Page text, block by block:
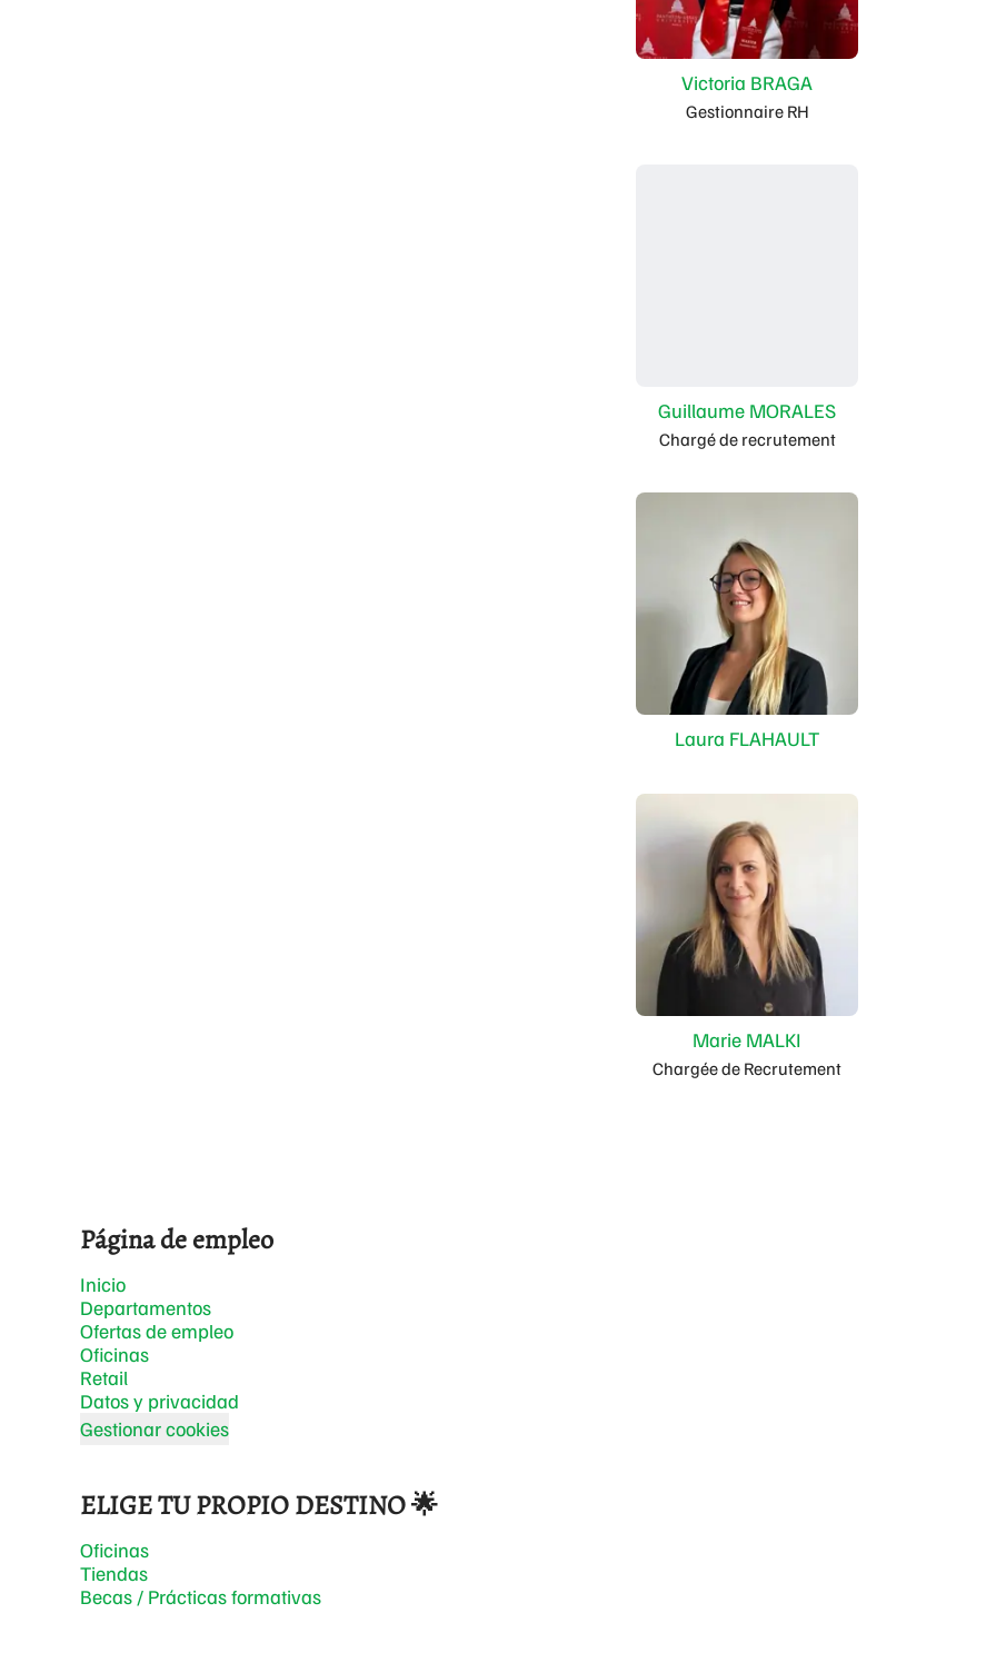
Victoria BRAGA
Gestionnaire RH
Guillaume MORALES
Chargé de recrutement
Laura FLAHAULT
Marie MALKI
Chargée de Recrutement
Página de empleo
Inicio
Departamentos
Ofertas de empleo
Oficinas
Retail
Datos y privacidad
Gestionar cookies
ELIGE TU PROPIO DESTINO 🌟
Oficinas
Tiendas
Becas / Prácticas formativas